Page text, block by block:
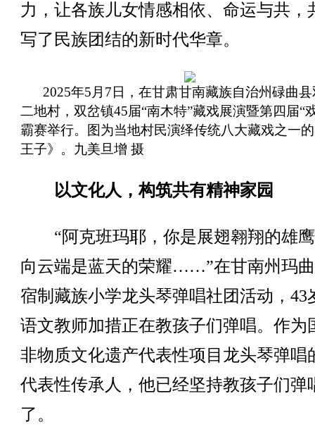
力，让各族儿女情感相依、命运与共，
写了民族团结的新时代华章。
2025年5月7日，在甘肃甘南藏族自治州碌曲
二地村，双岔镇45届“南木特”藏戏展演暨第四届“
霸赛举行。图为当地村民演绎传统八大藏戏之一
王子》。九美旦增 摄
以文化人，构筑共有精神家园
“阿克班玛耶，你是展翅翱翔的雄
向云端是蓝天的荣耀……”在甘南州玛
宿制藏族小学龙头琴弹唱社团活动，43
语文教师加措正在教孩子们弹唱。作为
非物质文化遗产代表性项目龙头琴弹唱
代表性传承人，他已经坚持教孩子们弹
了。